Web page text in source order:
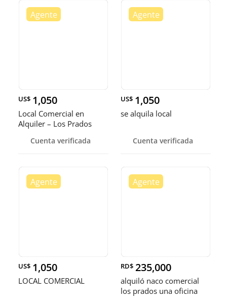
US$ 1,050
Local Comercial en
Alquiler – Los Prados
Cuenta verificada
US$ 1,050
se alquila local
Cuenta verificada
US$ 1,050
LOCAL COMERCIAL
RD$ 235,000
alquiló naco comercial
los prados una oficina